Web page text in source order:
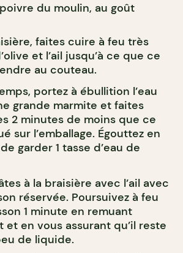
du moulin, au goût
faites cuire à feu très
et l’ail jusqu’à ce que ce
au couteau.
portez à ébullition l’eau
grande marmite et faites
2 minutes de moins que ce
sur l’emballage. Égouttez en
garder 1 tasse d’eau de
à la braisière avec l’ail avec
réservée. Poursuivez à feu
1 minute en remuant
et en vous assurant qu’il reste
de liquide.